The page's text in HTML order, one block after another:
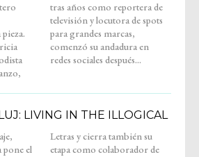
de
redes sociales después...
LIVING IN THE ILLOGICAL
pone el
su
de